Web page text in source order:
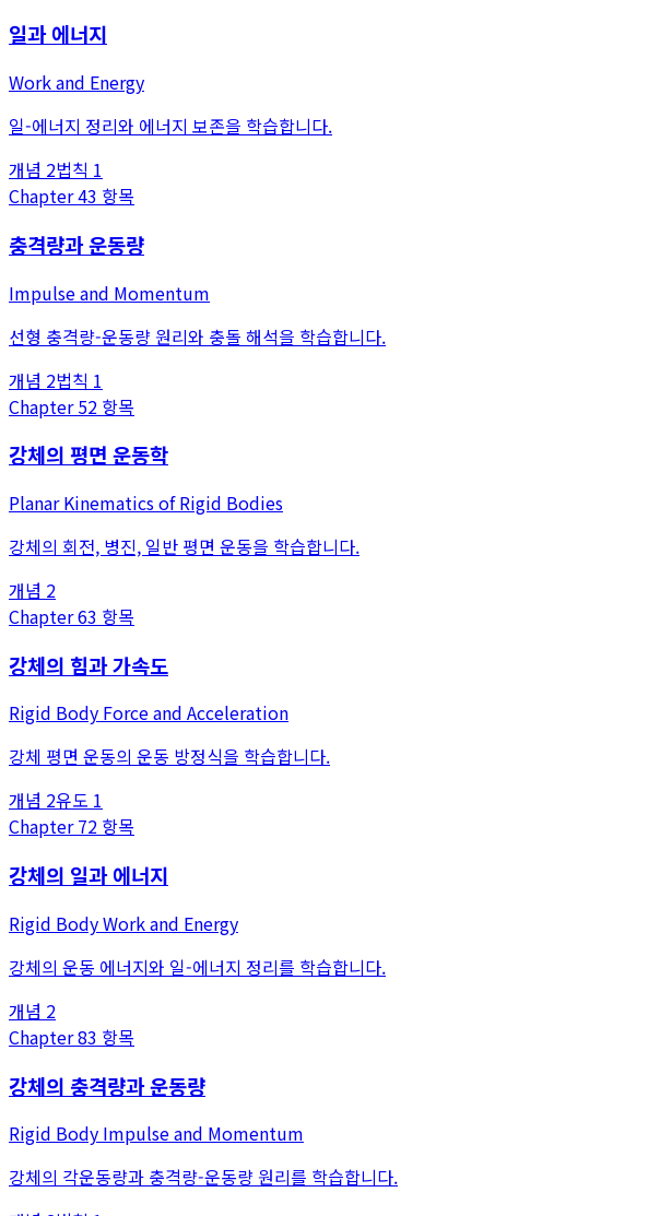
일과 에너지
Work and Energy
일-에너지 정리와 에너지 보존을 학습합니다.
개념 2법칙 1
Chapter43 항목
충격량과 운동량
Impulse and Momentum
선형 충격량-운동량 원리와 충돌 해석을 학습합니다.
개념 2법칙 1
Chapter52 항목
강체의 평면 운동학
Planar Kinematics of Rigid Bodies
강체의 회전, 병진, 일반 평면 운동을 학습합니다.
개념 2
Chapter63 항목
강체의 힘과 가속도
Rigid Body Force and Acceleration
강체 평면 운동의 운동 방정식을 학습합니다.
개념 2유도 1
Chapter72 항목
강체의 일과 에너지
Rigid Body Work and Energy
강체의 운동 에너지와 일-에너지 정리를 학습합니다.
개념 2
Chapter83 항목
강체의 충격량과 운동량
Rigid Body Impulse and Momentum
강체의 각운동량과 충격량-운동량 원리를 학습합니다.